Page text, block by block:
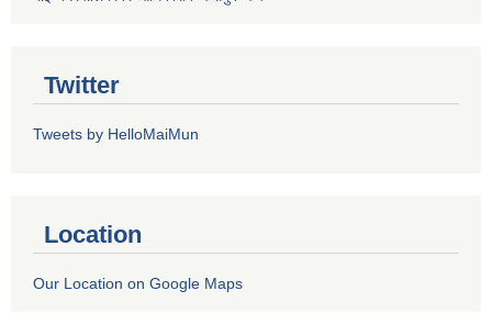
Twitter
Tweets by HelloMaiMun
Location
Our Location on Google Maps